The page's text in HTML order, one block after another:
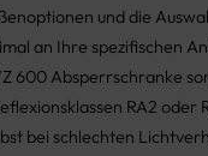
und die
an Ihre spezifischen
600 Absperrschranke
RA2 oder
bei schlechten